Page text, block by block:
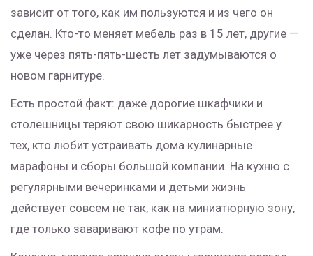
зависит от того, как им пользуются и из чего он
сделан. Кто-то меняет мебель раз в 15 лет, другие —
уже через пять-пять-шесть лет задумываются о
новом гарнитуре.
Есть простой факт: даже дорогие шкафчики и
столешницы теряют свою шикарность быстрее у
тех, кто любит устраивать дома кулинарные
марафоны и сборы большой компании. На кухню с
регулярными вечеринками и детьми жизнь
действует совсем не так, как на миниатюрную зону,
где только заваривают кофе по утрам.